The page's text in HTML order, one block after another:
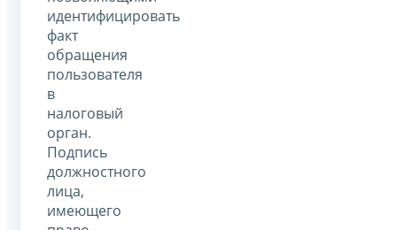
идентифицировать
факт
обращения
пользователя
в
налоговый
орган.
Подпись
должностного
лица,
имеющего